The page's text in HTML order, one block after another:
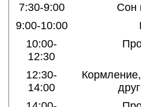
7:30-9:00
Сон
9:00-10:00
10:00-
12:30
12:30-
14:00